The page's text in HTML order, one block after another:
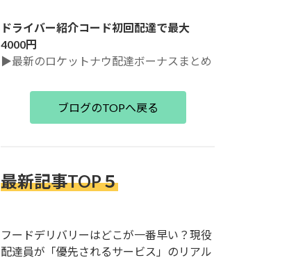
ドライバー紹介コード初回配達で最大
4000円
▶最新のロケットナウ配達ボーナスまとめ
ブログのTOPへ戻る
最新記事TOP５
フードデリバリーはどこが一番早い？現役
配達員が「優先されるサービス」のリアル